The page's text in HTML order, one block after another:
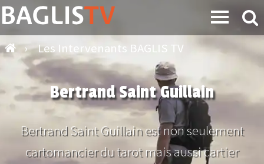
› Les Intervenants BAGLIS TV
Bertrand Saint Guillain
Bertrand Saint Guillain est non seulement
cartomancier du tarot mais aussi cartier